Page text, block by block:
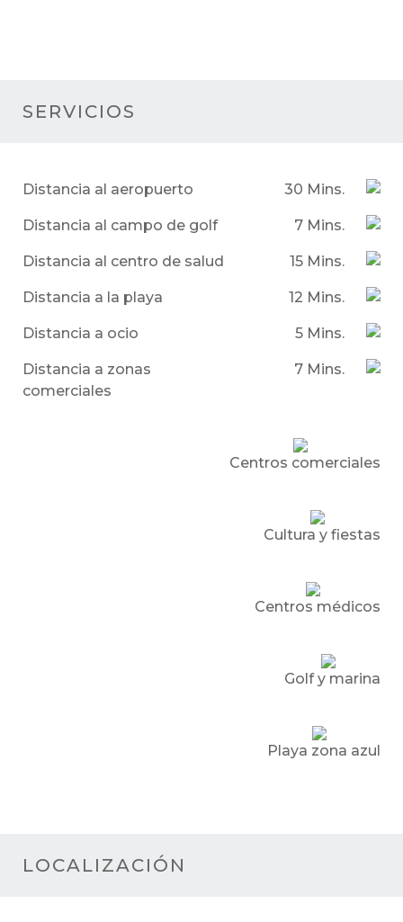
SERVICIOS
Distancia al aeropuerto 30 Mins.
Distancia al campo de golf 7 Mins.
Distancia al centro de salud 15 Mins.
Distancia a la playa 12 Mins.
Distancia a ocio 5 Mins.
Distancia a zonas
comerciales
7 Mins.
Centros comerciales
Cultura y fiestas
Centros médicos
Golf y marina
Playa zona azul
LOCALIZACIÓN